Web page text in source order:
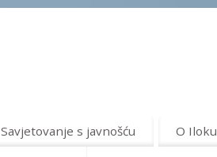
Savjetovanje s javnošću O Iloku